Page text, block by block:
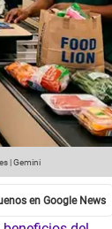
| Gemini